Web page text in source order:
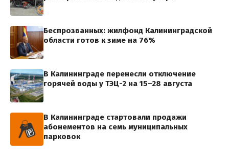
Беспрозванных: жилфонд Калининградской
области готов к зиме на 76%
В Калининграде перенесли отключение
горячей воды у ТЭЦ-2 на 15–28 августа
В Калининграде стартовали продажи
абонементов на семь муниципальных
парковок